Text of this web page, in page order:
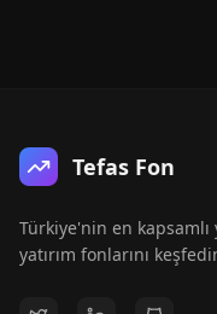
Tefas Fon
Türkiye'nin en
yatırım fonlarını